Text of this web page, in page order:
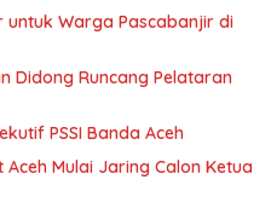
untuk Warga Pascabanjir di
Didong Runcang Pelataran
PSSI Banda Aceh
Mulai Jaring Calon Ketua